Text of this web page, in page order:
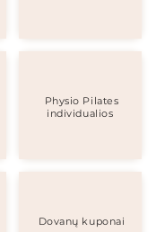
Physio Pilates
individualios
Dovanų kuponai